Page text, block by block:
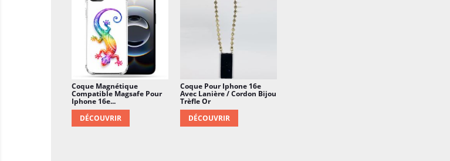
Coque Magnétique
Compatible Magsafe Pour
Iphone 16e...
DÉCOUVRIR
Coque Pour Iphone 16e
Avec Lanière / Cordon Bijou
Trèfle Or
DÉCOUVRIR